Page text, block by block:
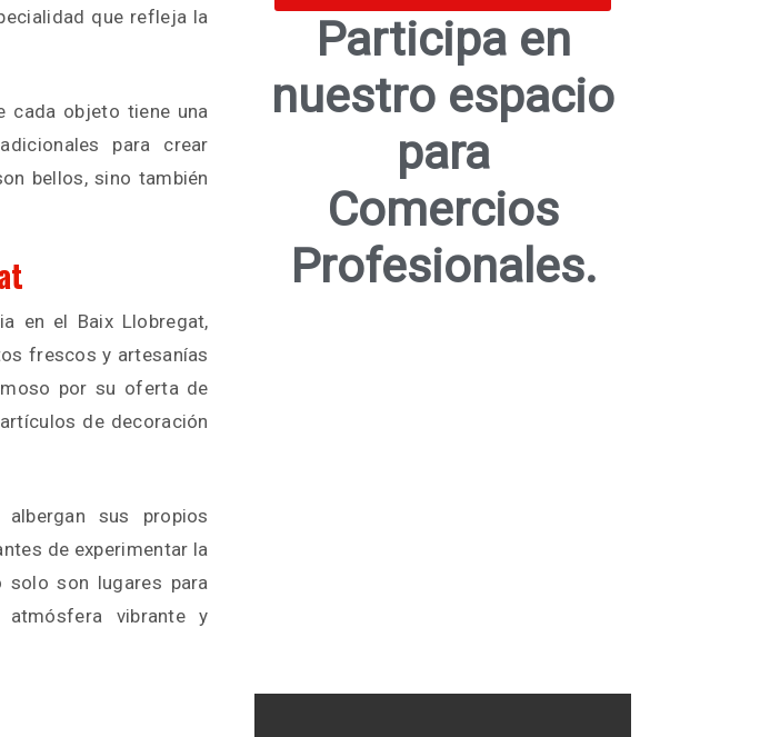
que refleja la
cada objeto tiene una
para crear
bellos, sino también
en el Baix Llobregat,
frescos y artesanías
por su oferta de
de decoración
sus propios
de experimentar la
solo son lugares para
vibrante y
Participa en
nuestro espacio
para
Comercios
Profesionales.